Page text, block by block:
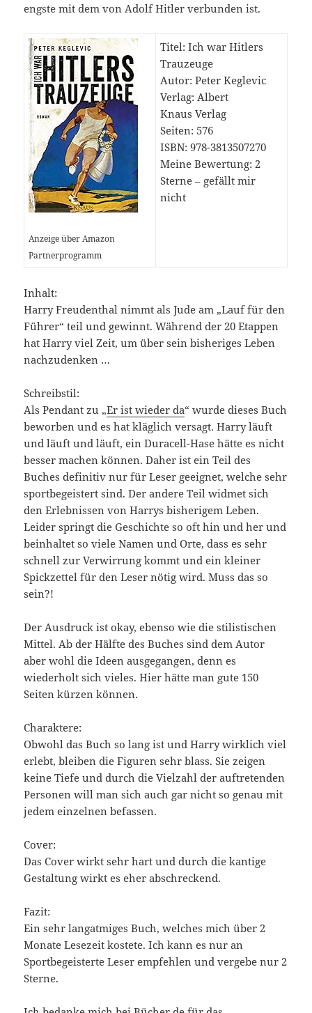
engste mit dem von Adolf Hitler verbunden ist.‎
Anzeige über Amazon
Partnerprogramm
Titel: Ich war Hitlers
Trauzeuge
Autor: Peter Keglevic
Verlag: Albert
Knaus Verlag
Seiten: 576
ISBN: 978-3813507270
Meine Bewertung: 2
Sterne – gefällt mir
nicht
Inhalt:
Harry Freudenthal nimmt als Jude am „Lauf für den
Führer“ teil und gewinnt. Während der 20 Etappen
hat Harry viel Zeit, um über sein bisheriges Leben
nachzudenken …
Schreibstil:
Als Pendant zu „Er ist wieder da“ wurde dieses Buch
beworben und es hat kläglich versagt. Harry läuft
und läuft und läuft, ein Duracell-Hase hätte es nicht
besser machen können. Daher ist ein Teil des
Buches definitiv nur für Leser geeignet, welche sehr
sportbegeistert sind. Der andere Teil widmet sich
den Erlebnissen von Harrys bisherigem Leben.
Leider springt die Geschichte so oft hin und her und
beinhaltet so viele Namen und Orte, dass es sehr
schnell zur Verwirrung kommt und ein kleiner
Spickzettel für den Leser nötig wird. Muss das so
sein?!
Der Ausdruck ist okay, ebenso wie die stilistischen
Mittel. Ab der Hälfte des Buches sind dem Autor
aber wohl die Ideen ausgegangen, denn es
wiederholt sich vieles. Hier hätte man gute 150
Seiten kürzen können.
Charaktere:
Obwohl das Buch so lang ist und Harry wirklich viel
erlebt, bleiben die Figuren sehr blass. Sie zeigen
keine Tiefe und durch die Vielzahl der auftretenden
Personen will man sich auch gar nicht so genau mit
jedem einzelnen befassen.
Cover:
Das Cover wirkt sehr hart und durch die kantige
Gestaltung wirkt es eher abschreckend.
Fazit:
Ein sehr langatmiges Buch, welches mich über 2
Monate Lesezeit kostete. Ich kann es nur an
Sportbegeisterte Leser empfehlen und vergebe nur 2
Sterne.